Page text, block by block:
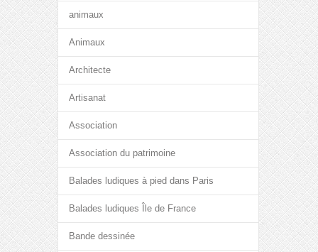
animaux
Animaux
Architecte
Artisanat
Association
Association du patrimoine
Balades ludiques à pied dans Paris
Balades ludiques Île de France
Bande dessinée